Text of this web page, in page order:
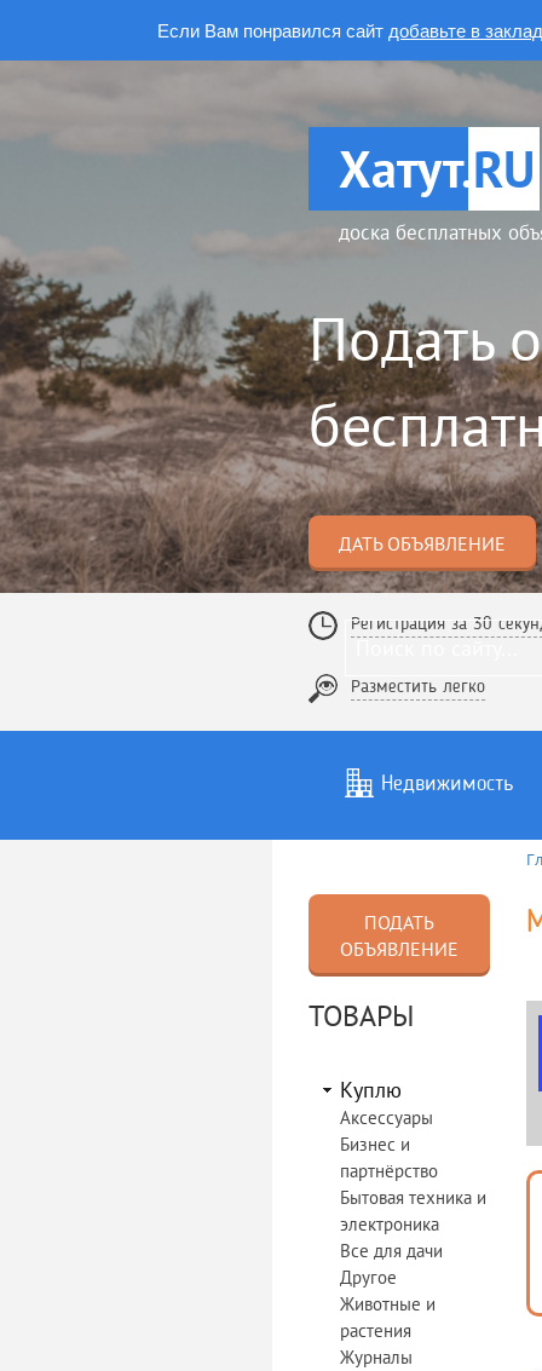
Если Вам понравился сайт добавьте в
Хатут.RU
доска бесплатных
Подать
ДАТЬ ОБЪЯВЛЕНИЕ
Регистрация за 30
Разместить легко
Недвижимость
Услуги
ПОДАТЬ
ОБЪЯВЛЕНИЕ
ТОВАРЫ
Куплю
Аксессуары
Бизнес и
партнёрство
Бытовая техника и
электроника
Все для дачи
Другое
Животные и
растения
Журналы